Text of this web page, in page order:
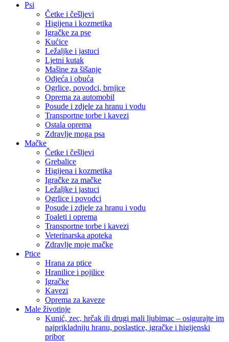
Psi
Četke i češljevi
Higijena i kozmetika
Igračke za pse
Kućice
Ležaljke i jastuci
Ljetni kutak
Mašine za šišanje
Odjeća i obuća
Ogrlice, povodci, brnjice
Oprema za automobil
Posude i zdjele za hranu i vodu
Transportne torbe i kavezi
Ostala oprema
Zdravlje moga psa
Mačke
Četke i češljevi
Grebalice
Higijena i kozmetika
Igračke za mačke
Ležaljke i jastuci
Ogrlice i povodci
Posude i zdjele za hranu i vodu
Toaleti i oprema
Transportne torbe i kavezi
Veterinarska apoteka
Zdravlje moje mačke
Ptice
Hrana za ptice
Hranilice i pojilice
Igračke
Kavezi
Oprema za kaveze
Male životinje
Kunić, zec, hrčak ili drugi mali ljubimac – osigurajte im
najprikladniju hranu, poslastice, igračke i higijenski
pribor